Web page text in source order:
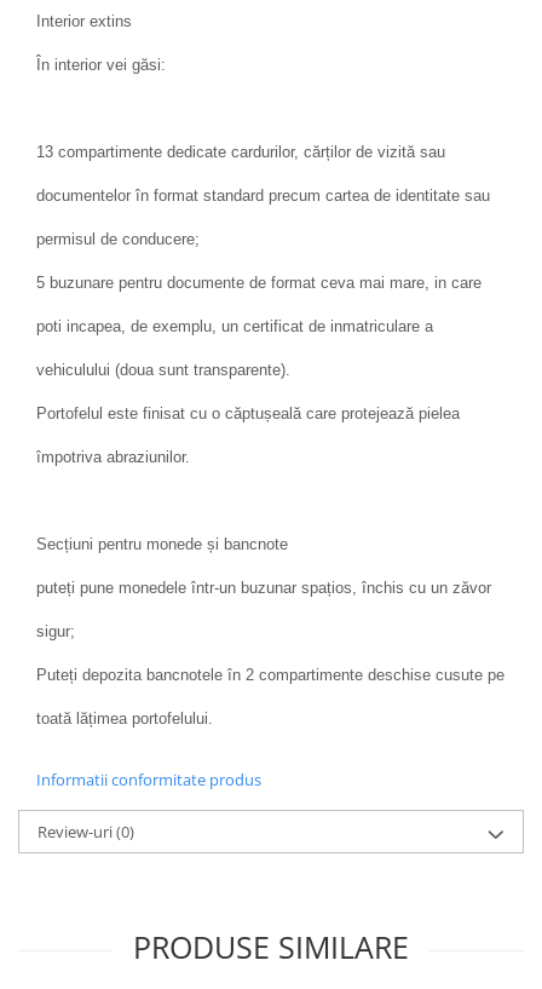
Interior extins
În interior vei găsi:
13 compartimente dedicate cardurilor, cărților de vizită sau
documentelor în format standard precum cartea de identitate sau
permisul de conducere;
5 buzunare pentru documente de format ceva mai mare, in care
poti incapea, de exemplu, un certificat de inmatriculare a
vehiculului (doua sunt transparente).
Portofelul este finisat cu o căptușeală care protejează pielea
împotriva abraziunilor.
Secțiuni pentru monede și bancnote
puteți pune monedele într-un buzunar spațios, închis cu un zăvor
sigur;
Puteți depozita bancnotele în 2 compartimente deschise cusute pe
toată lățimea portofelului.
Informatii conformitate produs
Review-uri(0)
PRODUSE SIMILARE